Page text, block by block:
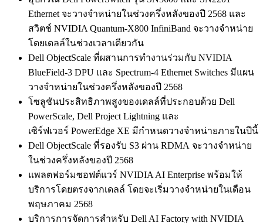
Ethernet จะวางจำหน่ายในช่วงครึ่งหลังของปี 2568 และ
สวิตช์ NVIDIA Quantum-X800 InfiniBand จะวางจำหน่าย
โดยเดลล์ในช่วงเวลาเดียวกัน
Dell ObjectScale ที่ผสานการทำงานร่วมกับ NVIDIA
BlueField-3 DPU และ Spectrum-4 Ethernet Switches มีแผน
วางจำหน่ายในช่วงครึ่งหลังของปี 2568
โซลูชันประสิทธิภาพสูงของเดลล์ที่ประกอบด้วย Dell
PowerScale, Dell Project Lightning และ
เซิร์ฟเวอร์ PowerEdge XE มีกำหนดวางจำหน่ายภายในปีนี้
Dell ObjectScale ที่รองรับ S3 ผ่าน RDMA จะวางจำหน่าย
ในช่วงครึ่งหลังของปี 2568
แพลตฟอร์มซอฟต์แวร์ NVIDIA AI Enterprise พร้อมให้
บริการโดยตรงจากเดลล์ โดยจะเริ่มวางจำหน่ายในเดือน
พฤษภาคม 2568
บริการการจัดการสำหรับ Dell AI Factory with NVIDIA